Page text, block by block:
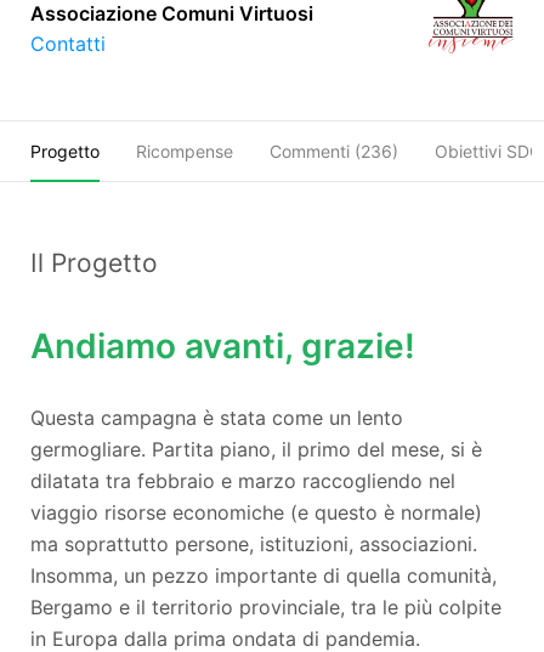
Associazione Comuni Virtuosi
Contatti
Progetto Ricompense Commenti (236) Obiettivi
Il Progetto
Andiamo avanti, grazie!
Questa campagna è stata come un lento
germogliare. Partita piano, il primo del mese, si è
dilatata tra febbraio e marzo raccogliendo nel
viaggio risorse economiche (e questo è normale)
ma soprattutto persone, istituzioni, associazioni.
Insomma, un pezzo importante di quella comunità,
Bergamo e il territorio provinciale, tra le più colpite
in Europa dalla prima ondata di pandemia.